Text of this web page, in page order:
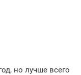
но лучше всего